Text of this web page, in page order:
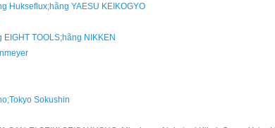
Hukseflux;hãng YAESU KEIKOGYO
TOOLS;hãng NIKKEN
Sokushin